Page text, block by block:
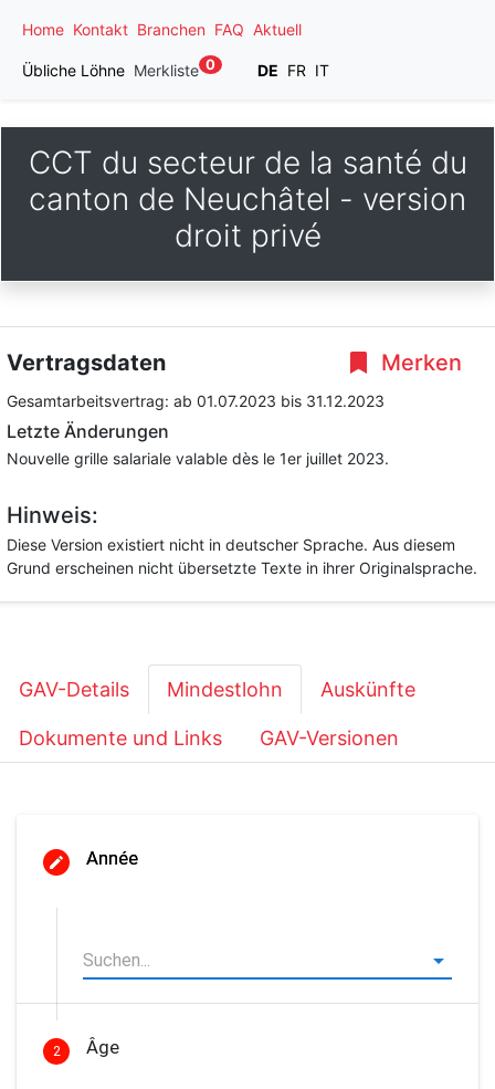
Home Kontakt Branchen FAQ Aktuell
Übliche Löhne Merkliste 0 DE FR IT
CCT du secteur de la santé du
canton de Neuchâtel - version
droit privé
Merken
Vertragsdaten
Gesamtarbeitsvertrag: ab 01.07.2023 bis 31.12.2023
Letzte Änderungen
Nouvelle grille salariale valable dès le 1er juillet 2023.
Hinweis:
Diese Version existiert nicht in deutscher Sprache. Aus diesem
Grund erscheinen nicht übersetzte Texte in ihrer Originalsprache.
GAV-Details Mindestlohn Auskünfte
Dokumente und Links GAV-Versionen
Année
2 Âge